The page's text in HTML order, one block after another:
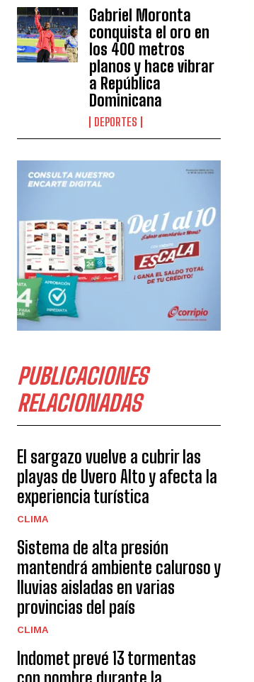
Gabriel Moronta
conquista el oro en
los 400 metros
planos y hace vibrar
a República
Dominicana
DEPORTES
PUBLICACIONES
RELACIONADAS
El sargazo vuelve a cubrir las
playas de Uvero Alto y afecta la
experiencia turística
CLIMA
Sistema de alta presión
mantendrá ambiente caluroso y
lluvias aisladas en varias
provincias del país
CLIMA
Indomet prevé 13 tormentas